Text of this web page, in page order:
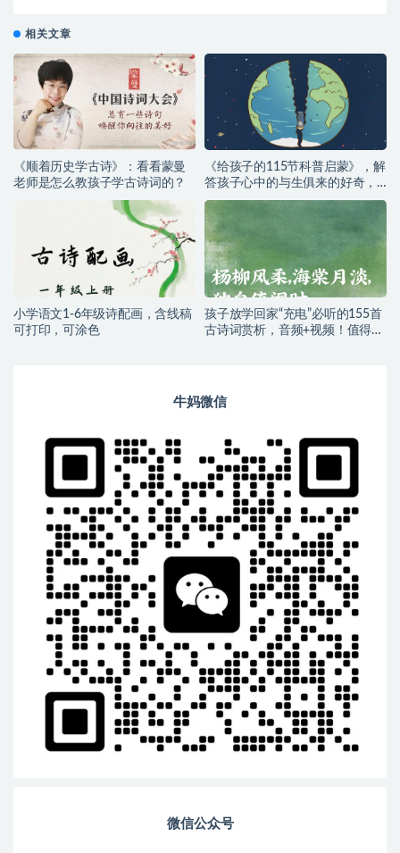
相关文章
《顺着历史学古诗》：看看蒙曼
老师是怎么教孩子学古诗词的？
《给孩子的115节科普启蒙》，解
答孩子心中的与生俱来的好奇，
运转大脑、积极思考
小学语文1-6年级诗配画，含线稿
可打印，可涂色
孩子放学回家“充电”必听的155首
古诗词赏析，音频+视频！值得收
牛妈微信
微信公众号